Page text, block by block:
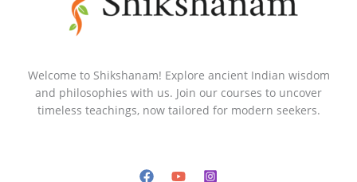
Welcome to Shikshanam! Explore ancient Indian wisdom
and philosophies with us. Join our courses to uncover
timeless teachings, now tailored for modern seekers.